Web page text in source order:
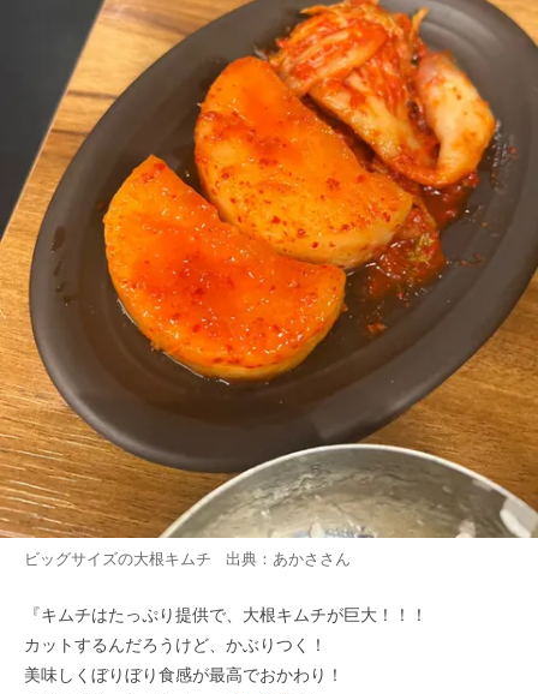
ビッグサイズの大根キムチ 出典： あかさ さん
『キムチはたっぷり提供で、大根キムチが巨大！！！
カットするんだろうけど、かぶりつく！
美味しくぼりぼり食感が最高でおかわり！